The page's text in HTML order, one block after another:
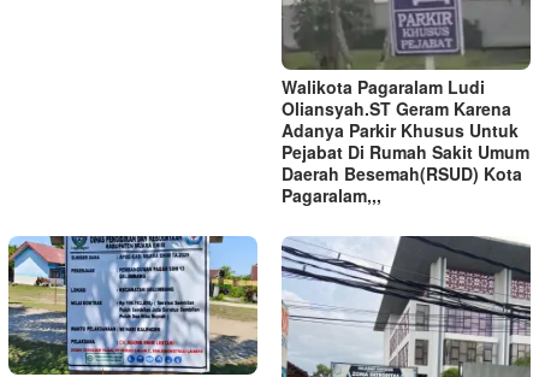
Walikota Pagaralam Ludi
Oliansyah.ST Geram Karena
Adanya Parkir Khusus Untuk
Pejabat Di Rumah Sakit Umum
Daerah Besemah(RSUD) Kota
Pagaralam,,,